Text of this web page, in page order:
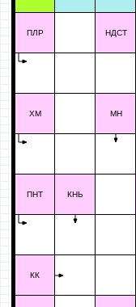
ПЛР
ХМ
ПНТ
КК
КНЬ
НДСТ
МН